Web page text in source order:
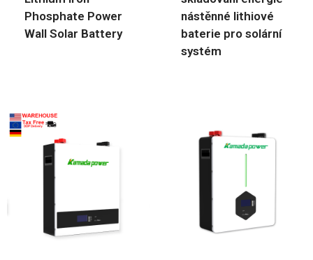
Phosphate Power
Wall Solar Battery
nástěnné lithiové
baterie pro solární
systém